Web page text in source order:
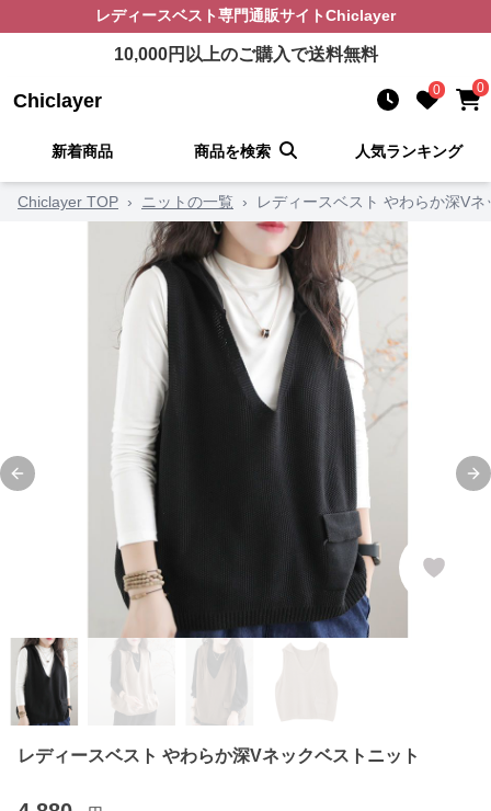
レディースベスト専門通販サイトChiclayer
10,000円以上のご購入で送料無料
Chiclayer 0 0
新着商品 商品を検索 人気ランキング
Chiclayer TOP › ニットの一覧 › レディースベスト やわらか深V
Previous slide
レディースベスト やわらか深Vネックベストニット